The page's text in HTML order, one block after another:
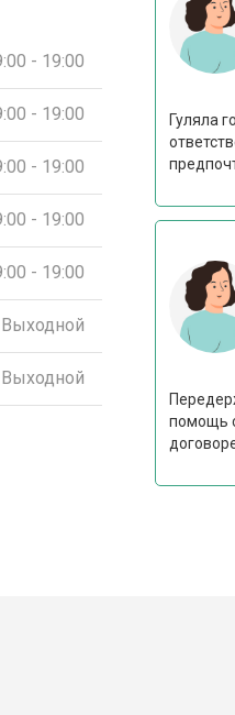
- 19:00
- 19:00
- 19:00
- 19:00
- 19:00
Выходной
Выходной
Гуляла
помощь